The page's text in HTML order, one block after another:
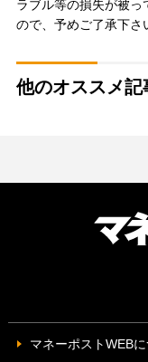
ラブル等の損失が被っ
ので、予めご了承下さ
他のオススメ記
マネーポストWEB